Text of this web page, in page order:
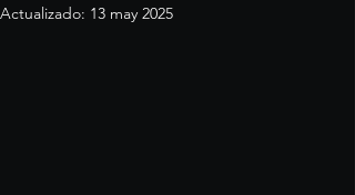
Actualizado: 13 may 2025